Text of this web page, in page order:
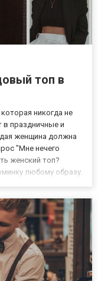
топ в
никогда не
праздничные и
женщина должна
"Мне нечего
женский топ?
любому образу.